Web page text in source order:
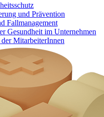
und Prävention
Fallmanagement
Gesundheit im Unternehmen
MitarbeiterInnen